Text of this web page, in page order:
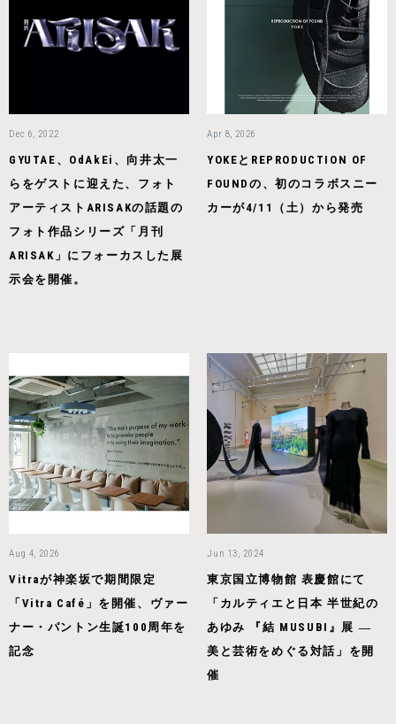
Dec 6, 2022
GYUTAE、OdAkEi、向井太一
らをゲストに迎えた、フォト
アーティストARISAKの話題の
フォト作品シリーズ「月刊
ARISAK」にフォーカスした展
示会を開催。
Apr 8, 2026
YOKEとREPRODUCTION OF
FOUNDの、初のコラボスニー
カーが4/11（土）から発売
Aug 4, 2026
Vitraが神楽坂で期間限定
「Vitra Café」を開催、ヴァー
ナー・パントン生誕100周年を
記念
Jun 13, 2024
東京国立博物館 表慶館にて
「カルティエと日本 半世紀の
あゆみ 『結 MUSUBI』展 ―
美と芸術をめぐる対話」を開
催